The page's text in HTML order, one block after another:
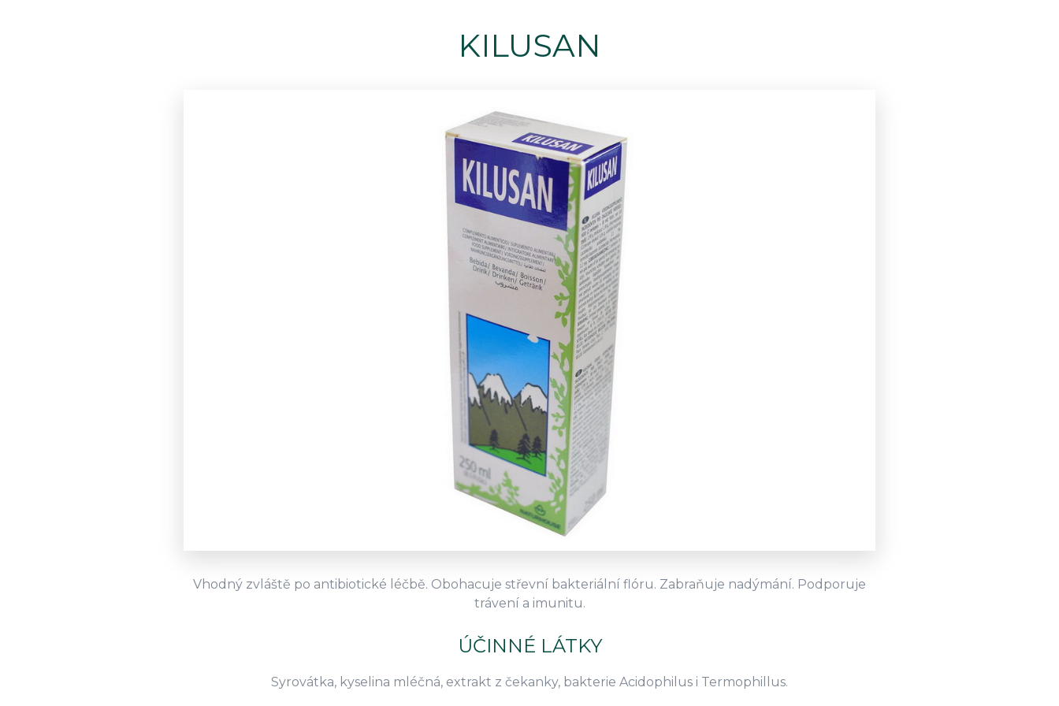
KILUSAN
Vhodný zvláště po antibiotické léčbě. Obohacuje střevní bakteriální flóru. Zabraňuje nadýmání. Podporuje
trávení a imunitu.
ÚČINNÉ LÁTKY
Syrovátka, kyselina mléčná, extrakt z čekanky, bakterie Acidophilus i Termophillus.